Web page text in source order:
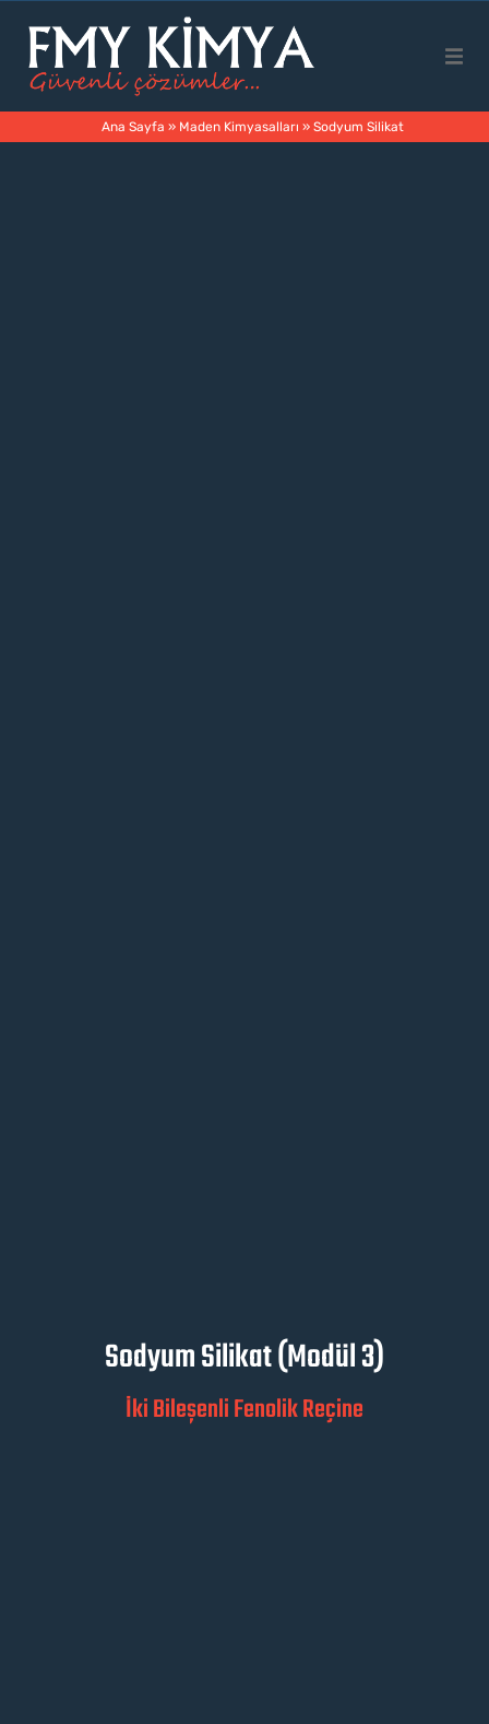
Ana Sayfa » Maden Kimyasalları » Sodyum Silikat
Sodyum Silikat (Modül 3)
İki Bileşenli Fenolik Reçine